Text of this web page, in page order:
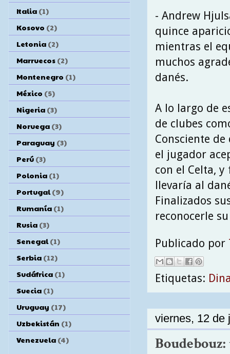
- Andrew
quince
mientras el
muchos
danés.
A lo largo de
de clubes
Consciente
el jugador
con el Celta,
llevaría al
Finalizados
reconocerle
Publicado por
Etiquetas:
viernes, 12 de
Italia (1)
Kosovo (2)
Letonia (2)
Marruecos (2)
Montenegro (1)
México (5)
Nigeria (3)
Noruega (3)
Paraguay (3)
Perú (3)
Polonia (1)
Portugal (9)
Rumanía (1)
Rusia (3)
Senegal (1)
Serbia (12)
Sudáfrica (1)
Suecia (1)
Uruguay (17)
Uzbekistán (1)
Venezuela (4)